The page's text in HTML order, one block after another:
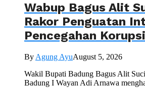
Wabup Bagus Alit
Rakor Penguatan
Pencegahan
By Agung AyuAugust 5, 2026
Wakil Bupati Badung Bagus Alit
Badung I Wayan Adi Arnawa